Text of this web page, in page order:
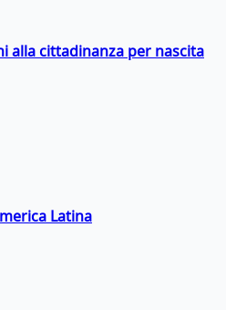
alla cittadinanza per nascita
Latina